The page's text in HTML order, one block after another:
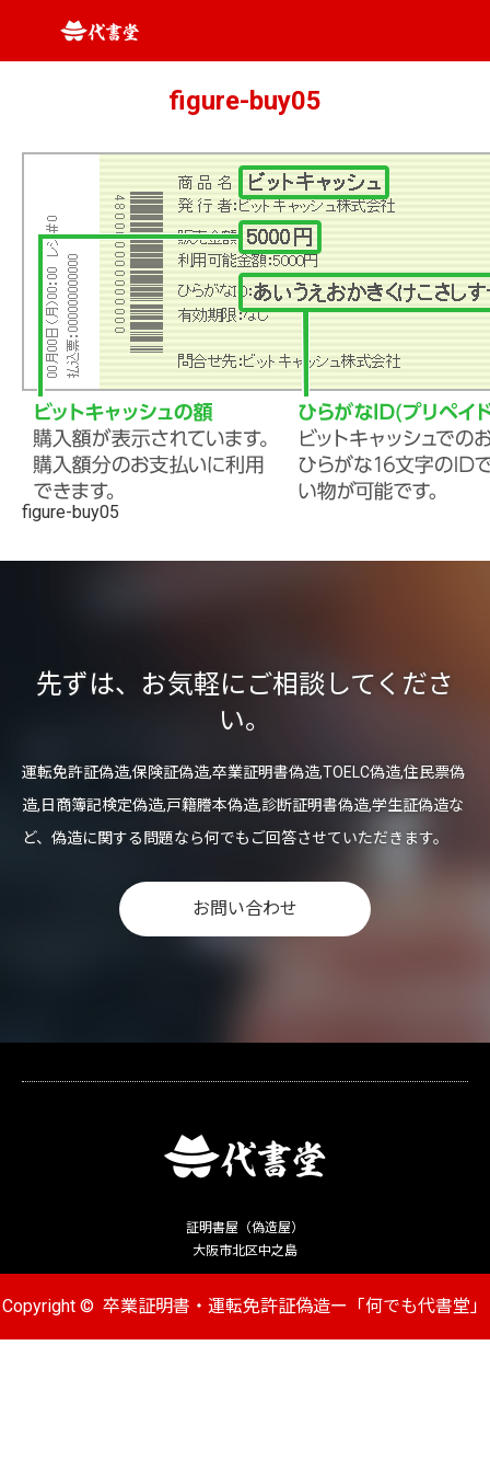
figure-buy05
figure-buy05
先ずは、お気軽にご相談してくださ
い。
運転免許証偽造,保険証偽造,卒業証明書偽造,TOELC偽造,住民票偽
造,日商簿記検定偽造,戸籍謄本偽造,診断証明書偽造,学生証偽造な
ど、偽造に関する問題なら何でもご回答させていただきます。
お問い合わせ
証明書屋（偽造屋）
大阪市北区中之島
Copyright © 卒業証明書・運転免許証偽造ー「何でも代書堂」